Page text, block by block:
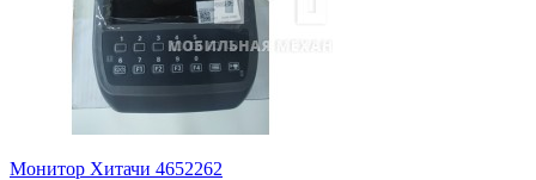
Монитор Хитачи 4652262